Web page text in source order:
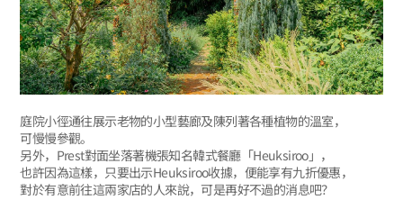
庭院小徑通往展示老物的小型藝廊及陳列著各種植物的溫室，
可慢慢參觀。
另外，Prest對面坐落著機張知名韓式餐廳「Heuksiroo」，
也許因為這樣，只要出示Heuksiroo收據，便能享有九折優惠，
對於有意前往這兩家店的人來說，可是再好不過的消息吧？